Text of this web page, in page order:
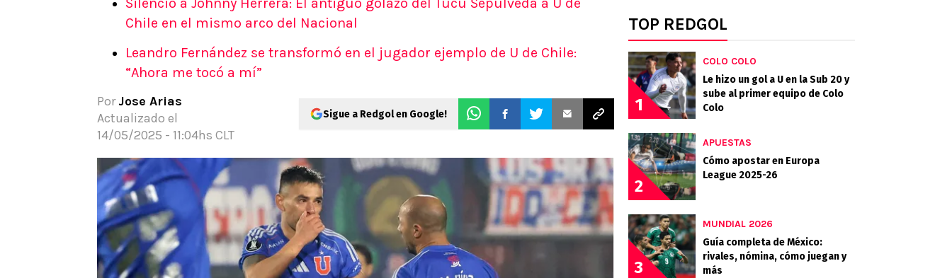
Pronósticos
Apuesta del día
Chile en el mismo arco del Nacional
Leandro Fernández se transformó en el jugador ejemplo de U de Chile:
“Ahora me tocó a mí”
Por Jose Arias
Actualizado el
14/05/2025 - 11:04hs CLT
Sigue a Redgol en Google!
TOP REDGOL
1
COLO COLO
Le hizo un gol a U en la Sub 20 y
sube al primer equipo de Colo
Colo
2
APUESTAS
Cómo apostar en Europa
League 2025-26
3
MUNDIAL 2026
Guía completa de México:
rivales, nómina, cómo juegan y
más